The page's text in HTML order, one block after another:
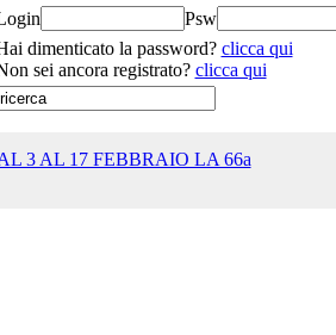
Psw
dimenticato la password? clicca qui
sei ancora registrato? clicca qui
3 AL 17 FEBBRAIO LA 66a